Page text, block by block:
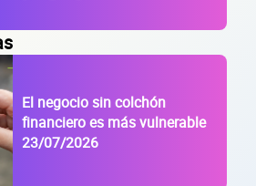
El negocio sin colchón
financiero es más vulnerable
23/07/2026
tu identidad fiscal — nunca lo compartimos con